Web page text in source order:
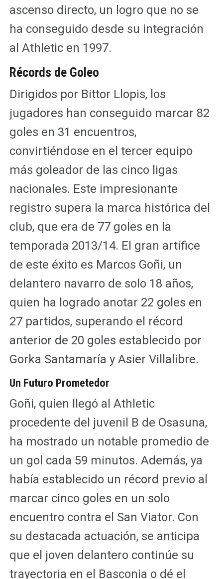
ascenso directo, un logro que no se
ha conseguido desde su integración
al Athletic en 1997.
Récords de Goleo
Dirigidos por Bittor Llopis, los
jugadores han conseguido marcar 82
goles en 31 encuentros,
convirtiéndose en el tercer equipo
más goleador de las cinco ligas
nacionales. Este impresionante
registro supera la marca histórica del
club, que era de 77 goles en la
temporada 2013/14. El gran artífice
de este éxito es Marcos Goñi, un
delantero navarro de solo 18 años,
quien ha logrado anotar 22 goles en
27 partidos, superando el récord
anterior de 20 goles establecido por
Gorka Santamaría y Asier Villalibre.
Un Futuro Prometedor
Goñi, quien llegó al Athletic
procedente del juvenil B de Osasuna,
ha mostrado un notable promedio de
un gol cada 59 minutos. Además, ya
había establecido un récord previo al
marcar cinco goles en un solo
encuentro contra el San Viator. Con
su destacada actuación, se anticipa
que el joven delantero continúe su
trayectoria en el Basconia o dé el